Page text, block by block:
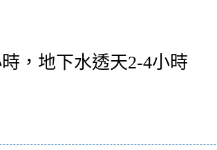
，地下水透天2-4小時